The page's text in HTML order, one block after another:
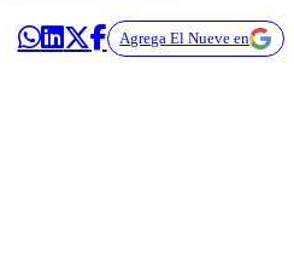
Agrega El Nueve en